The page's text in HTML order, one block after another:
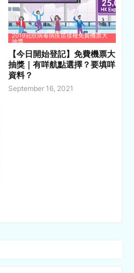
2019冠狀病毒病疫苗接種免費機票大
抽獎
【今日開始登記】免費機票大
抽獎｜有咩航點選擇？要填咩
資料？
September 16, 2021